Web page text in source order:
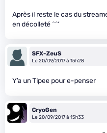
Après il reste le cas du
en décolleté ^^’
SFX-ZeuS
Le 20/09/2017 à 15h28
Y’a un Tipee pour e-penser
CryoGen
Le 20/09/2017 à 15h33